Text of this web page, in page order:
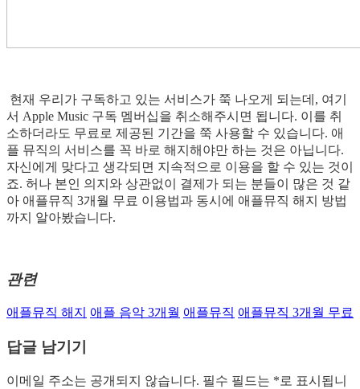
현재 우리가 구독하고 있는 서비스가 쭉 나오게 되는데, 여기
서 Apple Music 구독 멤버십을 취소해주시면 됩니다. 이를 취
소하더라도 무료로 제공된 기간을 쭉 사용할 수 있습니다. 애
플 뮤직의 서비스를 꼭 바로 해지해야만 하는 것은 아닙니다.
자신에게 맞다고 생각되면 지속적으로 이용을 할 수 있는 것이
죠. 허나 본인 의지와 상관없이 결제가 되는 분들이 많은 것 같
아 애플뮤직 3개월 무료 이용법과 동시에 애플뮤직 해지 방법
까지 알아봤습니다.
관련
애플뮤직 해지 애플 음악 3개월 애플뮤직 애플뮤직 3개월 무료
답글 남기기
이메일 주소는 공개되지 않습니다. 필수 필드는 * 로 표시됩니